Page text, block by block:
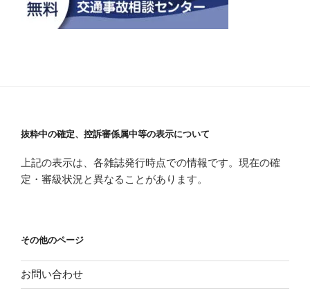
抜粋中の確定、控訴審係属中等の表示について
上記の表示は、各雑誌発行時点での情報です。現在の確
定・審級状況と異なることがあります。
その他のページ
お問い合わせ